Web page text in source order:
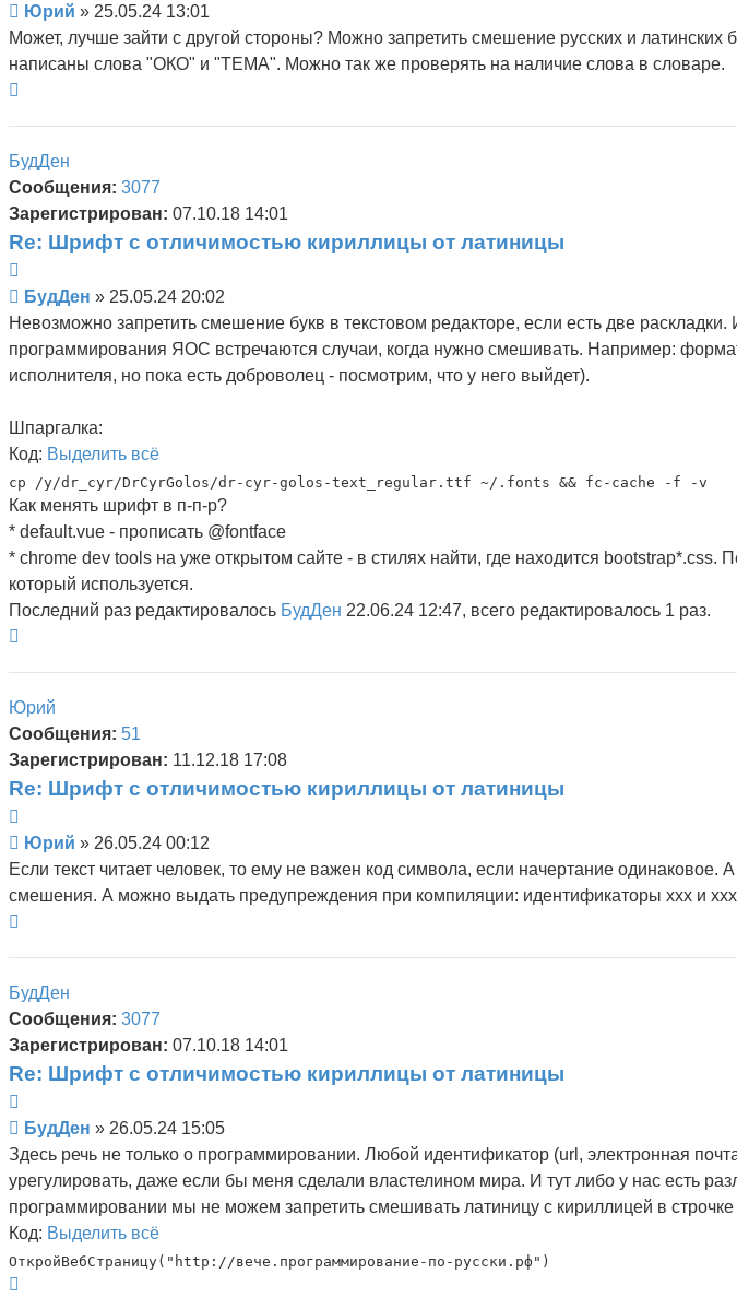
Сообщение
Юрий » 25.05.24 13:01
Может, лучше зайти с другой стороны? Можно запретить смешение русских и
написаны слова "ОКО" и "ТЕМА". Можно так же проверять на наличие слова в словаре.
БудДен
Сообщения: 3077
Зарегистрирован: 07.10.18 14:01
Re: Шрифт с отличимостью кириллицы от латиницы
Сообщение
БудДен » 25.05.24 20:02
Невозможно запретить смешение букв в текстовом редакторе, если есть две
программирования ЯОС встречаются случаи, когда нужно смешивать. Например:
исполнителя, но пока есть доброволец - посмотрим, что у него выйдет).
Шпаргалка:
Код: Выделить всё
Как менять шрифт в п-п-р?
* default.vue - прописать @fontface
* chrome dev tools на уже открытом сайте - в стилях найти, где находится
который используется.
Последний раз редактировалось БудДен 22.06.24 12:47, всего редактировалось 1 раз.
Юрий
Сообщения: 51
Зарегистрирован: 11.12.18 17:08
Re: Шрифт с отличимостью кириллицы от латиницы
Сообщение
Юрий » 26.05.24 00:12
Если текст читает человек, то ему не важен код символа, если начертание
смешения. А можно выдать предупреждения при компиляции: идентификаторы ххх и
БудДен
Сообщения: 3077
Зарегистрирован: 07.10.18 14:01
Re: Шрифт с отличимостью кириллицы от латиницы
Сообщение
БудДен » 26.05.24 15:05
Здесь речь не только о программировании. Любой идентификатор (url, электронная
урегулировать, даже если бы меня сделали властелином мира. И тут либо у нас есть
программировании мы не можем запретить смешивать латиницу с кириллицей в строчке
Код: Выделить всё
ОткройВебСтраницу("httр://вече.программирование-по-русски.рф")